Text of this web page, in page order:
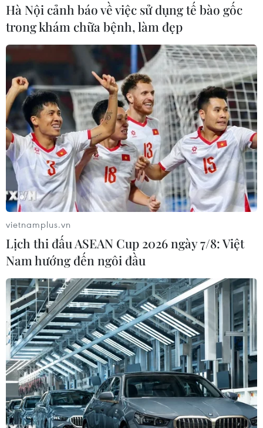
Hà Nội cảnh báo về việc sử dụng tế bào gốc
trong khám chữa bệnh, làm đẹp
vietnamplus.vn
Lịch thi đấu ASEAN Cup 2026 ngày 7/8: Việt
Nam hướng đến ngôi đầu